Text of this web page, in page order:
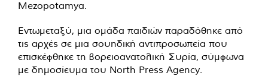
Mezopotamya.
Εντωμεταξύ, μια ομάδα παιδιών παραδόθηκε από
τις αρχές σε μια σουηδική αντιπροσωπεία που
επισκέφθηκε τη βορειοανατολική Συρία, σύμφωνα
με δημοσίευμα του North Press Agency.